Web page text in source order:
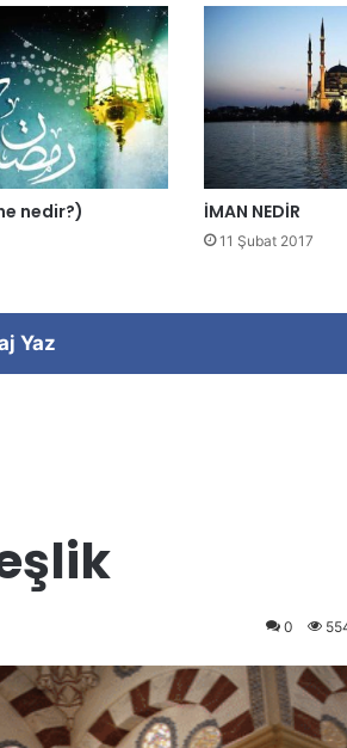
nedir?) İMAN NEDİR
11 Şubat 2017
Yaz